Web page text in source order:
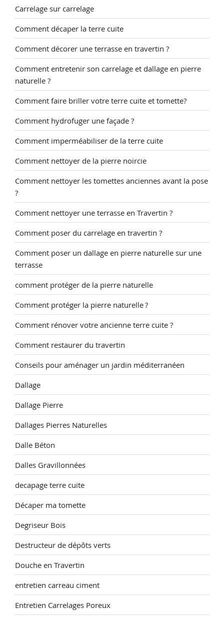
Carrelage sur carrelage
Comment décaper la terre cuite
Comment décorer une terrasse en travertin ?
Comment entretenir son carrelage et dallage en pierre
naturelle ?
Comment faire briller votre terre cuite et tomette?
Comment hydrofuger une façade ?
Comment imperméabiliser de la terre cuite
Comment nettoyer de la pierre noircie
Comment nettoyer les tomettes anciennes avant la pose
?
Comment nettoyer une terrasse en Travertin ?
Comment poser du carrelage en travertin ?
Comment poser un dallage en pierre naturelle sur une
terrasse
comment protéger de la pierre naturelle
Comment protéger la pierre naturelle ?
Comment rénover votre ancienne terre cuite ?
Comment restaurer du travertin
Conseils pour aménager un jardin méditerranéen
Dallage
Dallage Pierre
Dallages Pierres Naturelles
Dalle Béton
Dalles Gravillonnées
decapage terre cuite
Décaper ma tomette
Degriseur Bois
Destructeur de dépôts verts
Douche en Travertin
entretien carreau ciment
Entretien Carrelages Poreux